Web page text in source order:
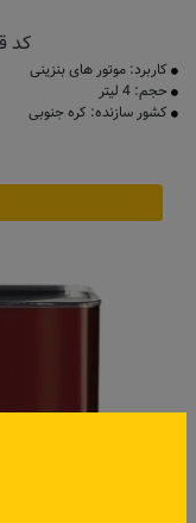
کد
کاربرد: موتور های بنزینی
حجم: 4 لیتر
کشور سازنده: کره جنوبی